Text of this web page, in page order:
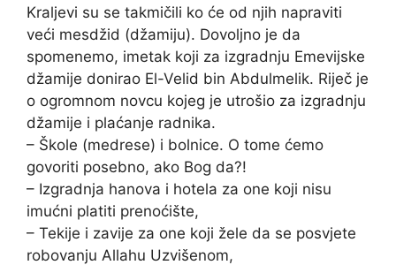
Kraljevi su se takmičili ko će od njih napraviti
veći mesdžid (džamiju). Dovoljno je da
spomenemo, imetak koji za izgradnju Emevijske
džamije donirao El-Velid bin Abdulmelik. Riječ je
o ogromnom novcu kojeg je utrošio za izgradnju
džamije i plaćanje radnika.
– Škole (medrese) i bolnice. O tome ćemo
govoriti posebno, ako Bog da?!
– Izgradnja hanova i hotela za one koji nisu
imućni platiti prenoćište,
– Tekije i zavije za one koji žele da se posvjete
robovanju Allahu Uzvišenom,